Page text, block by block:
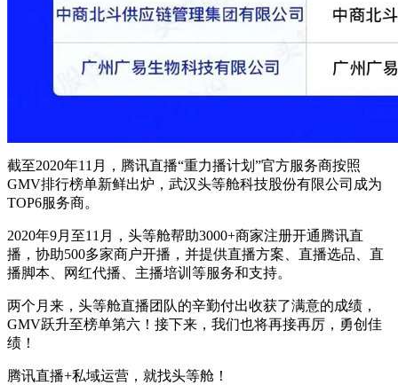
截至2020年11月，腾讯直播“重力播计划”官方服务商按照
GMV排行榜单新鲜出炉，武汉头等舱科技股份有限公司成为
TOP6服务商。
2020年9月至11月，头等舱帮助3000+商家注册开通腾讯直
播，协助500多家商户开播，并提供直播方案、直播选品、直
播脚本、网红代播、主播培训等服务和支持。
两个月来，头等舱直播团队的辛勤付出收获了满意的成绩，
GMV跃升至榜单第六！接下来，我们也将再接再厉，勇创佳
绩！
腾讯直播+私域运营，就找头等舱！